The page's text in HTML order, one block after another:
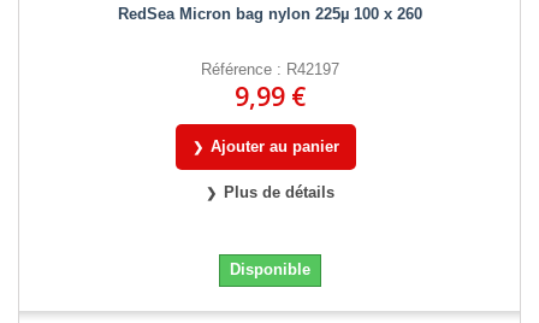
RedSea Micron bag nylon 225µ 100 x 260
Référence : R42197
9,99 €
Ajouter au panier
Plus de détails
Disponible